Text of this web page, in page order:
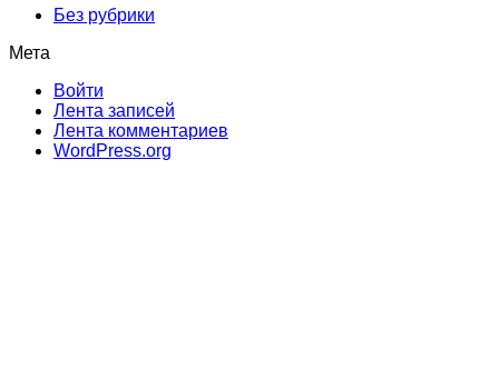
Без рубрики
Мета
Войти
Лента записей
Лента комментариев
WordPress.org